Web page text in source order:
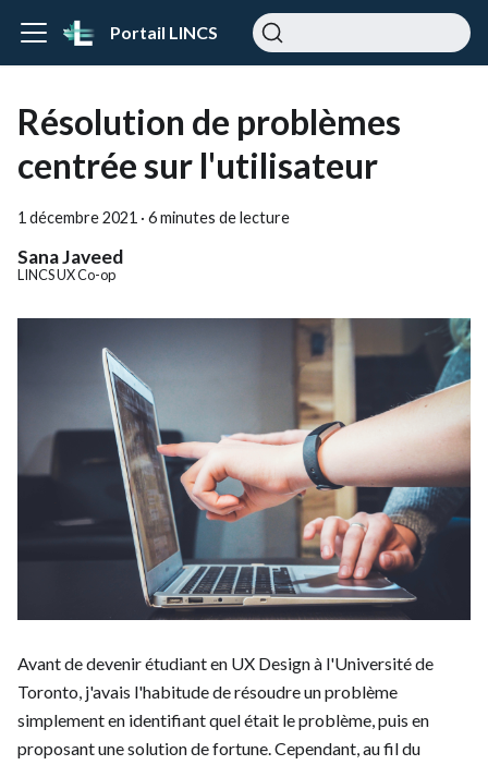
Portail LINCS
Résolution de problèmes
centrée sur l'utilisateur
1 décembre 2021 · 6 minutes de lecture
Sana Javeed
LINCS UX Co-op
Avant de devenir étudiant en UX Design à l'Université de
Toronto, j'avais l'habitude de résoudre un problème
simplement en identifiant quel était le problème, puis en
proposant une solution de fortune. Cependant, au fil du